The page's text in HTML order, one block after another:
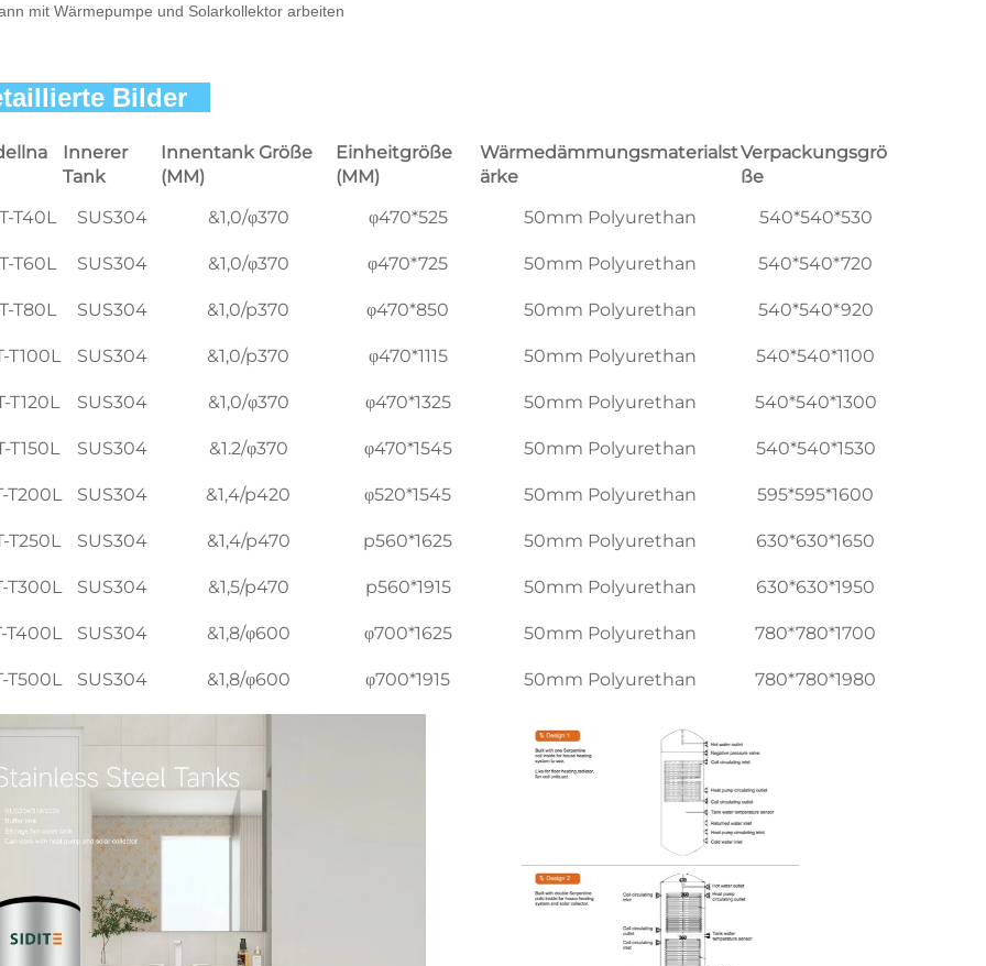
mit Wärmepumpe und Solarkollektor arbeiten
Bilder
Innerer
Tank
Innentank Größe
(MM)
Einheitgröße
(MM)
Wärmedämmungsmaterialst
ärke
Verpackungsgrö
ße
T40L
SUS304 &1,0/φ370 φ470*525 50mm Polyurethan 540*540*530
T60L SUS304 &1,0/φ370 φ470*725 50mm Polyurethan 540*540*720
T80L SUS304 &1,0/p370 φ470*850 50mm Polyurethan 540*540*920
T100L SUS304 &1,0/p370 φ470*1115 50mm Polyurethan 540*540*1100
T120L SUS304 &1,0/φ370 φ470*1325 50mm Polyurethan 540*540*1300
T150L SUS304 &1.2/φ370 φ470*1545 50mm Polyurethan 540*540*1530
T200L SUS304 &1,4/p420 φ520*1545 50mm Polyurethan 595*595*1600
T250L SUS304 &1,4/p470 p560*1625 50mm Polyurethan 630*630*1650
T300L SUS304 &1,5/p470 p560*1915 50mm Polyurethan 630*630*1950
T400L SUS304 &1,8/φ600 φ700*1625 50mm Polyurethan 780*780*1700
T500L SUS304 &1,8/φ600 φ700*1915 50mm Polyurethan 780*780*1980